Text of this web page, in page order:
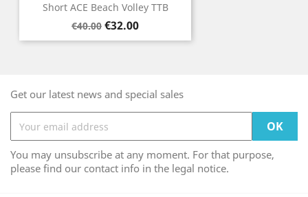
Short ACE Beach Volley TTB
Regular
price
€40.00 Price
€32.00
Get our latest news and special sales
You may unsubscribe at any moment. For that purpose,
please find our contact info in the legal notice.